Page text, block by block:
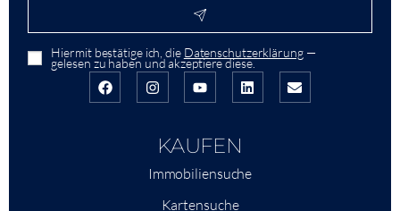
Hiermit bestätige ich, die Datenschutzerklärung—
gelesen zu haben und akzeptiere diese.
KAUFEN
Immobiliensuche
Kartensuche